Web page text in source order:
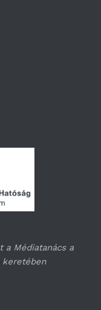
a Médiatanács a
keretében